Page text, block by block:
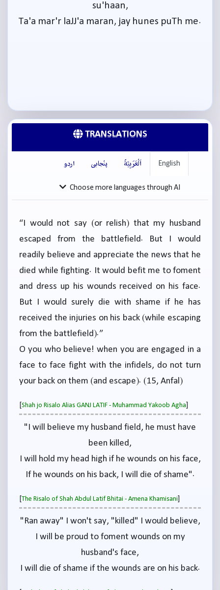
su'haan,
Ta'a mar'r laJJ'a maran, jay hunes puTh me.
TRANSLATIONS
English اَلْعَرَبِيَّةُ پنْجابی اردو
Choose more languages through AI
“I would not say (or relish) that my husband
escaped from the battlefield. But I would
readily believe and appreciate the news that he
died while fighting. It would befit me to foment
and dress up his wounds received on his face.
But I would surely die with shame if he has
received the injuries on his back (while escaping
from the battlefield).”
O you who believe! when you are engaged in a
face to face fight with the infidels, do not turn
your back on them (and escape). (15, Anfal)
[Shah jo Risalo Alias GANJ LATIF - Muhammad Yakoob Agha
"I will believe my husband field, he must have
been killed,
I will hold my head high if he wounds on his face,
If he wounds on his back, I will die of shame".
[The Risalo of Shah Abdul Latif Bhitai - Amena Khamisani
"Ran away" I won't say, "killed" I would believe,
I will be proud to foment wounds on my
husband's face,
I will die of shame if the wounds are on his back.